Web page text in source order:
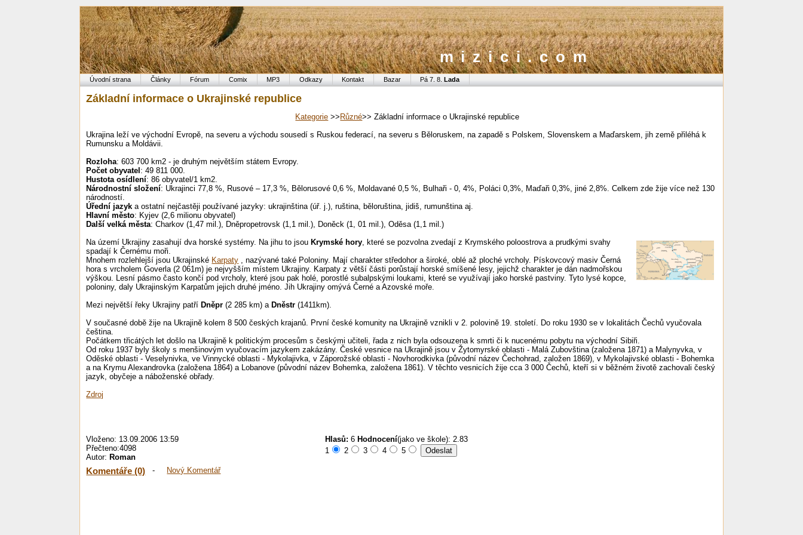
mizici.com
Úvodní strana Články Fórum Comix MP3 Odkazy Kontakt Bazar Pá 7. 8.Lada
Základní informace o Ukrajinské republice
Kategorie >> Různé>> Základní informace o Ukrajinské republice
Ukrajina leží ve východní Evropě, na severu a východu sousedí s Ruskou federací, na severu s Běloruskem, na zapadě s Polskem, Slovenskem a Maďarskem, jih země přiléhá k
Rumunsku a Moldávii.
Rozloha: 603 700 km2 - je druhým největším státem Evropy.
Počet obyvatel : 49 811 000.
Hustota osídlení: 86 obyvatel/1 km2.
Národnostní složení: Ukrajinci 77,8 %, Rusové – 17,3 %, Bělorusové 0,6 %, Moldavané 0,5 %, Bulhaři - 0, 4%, Poláci 0,3%, Maďaři 0,3%, jiné 2,8%. Celkem zde žije více než 130
národností.
Úřední jazyk a ostatní nejčastěji používané jazyky: ukrajinština (úř. j.), ruština, běloruština, jidiš, rumunština aj.
Hlavní město: Kyjev (2,6 milionu obyvatel)
Další velká města: Charkov (1,47 mil.), Dněpropetrovsk (1,1 mil.), Doněck (1, 01 mil.), Oděsa (1,1 mil.)
Na území Ukrajiny zasahují dva horské systémy. Na jihu to jsou Krymské hory , které se pozvolna zvedají z Krymského poloostrova a prudkými svahy
spadají k Černému moři.
Mnohem rozlehlejší jsou Ukrajinské Karpaty , nazývané také Poloniny. Mají charakter středohor a široké, oblé až ploché vrcholy. Pískovcový masiv Černá
hora s vrcholem Goverla (2 061m) je nejvyšším místem Ukrajiny. Karpaty z větší části porůstají horské smíšené lesy, jejichž charakter je dán nadmořskou
výškou. Lesní pásmo často končí pod vrcholy, které jsou pak holé, porostlé subalpskými loukami, které se využívají jako horské pastviny. Tyto lysé kopce,
poloniny, daly Ukrajinským Karpatům jejich druhé jméno. Jih Ukrajiny omývá Černé a Azovské moře.
Mezi největší řeky Ukrajiny patří Dněpr (2 285 km) a Dněstr (1411km).
V současné době žije na Ukrajině kolem 8 500 českých krajanů. První české komunity na Ukrajině vznikli v 2. polovině 19. století. Do roku 1930 se v lokalitách Čechů vyučovala
čeština.
Počátkem třicátých let došlo na Ukrajině k politickým procesům s českými učiteli, řada z nich byla odsouzena k smrti či k nucenému pobytu na východní Sibiři.
Od roku 1937 byly školy s menšinovým vyučovacím jazykem zakázány. České vesnice na Ukrajině jsou v Žytomyrské oblasti - Malá Zubovština (založena 1871) a Malynyvka, v
Oděské oblasti - Veselynivka, ve Vinnycké oblasti - Mykolajivka, v Záporožské oblasti - Novhorodkivka (původní název Čechohrad, založen 1869), v Mykolajivské oblasti - Bohemka
a na Krymu Alexandrovka (založena 1864) a Lobanove (původní název Bohemka, založena 1861). V těchto vesnicích žije cca 3 000 Čechů, kteří si v běžném životě zachovali český
jazyk, obyčeje a náboženské obřady.
Zdroj
Vloženo: 13.09.2006 13:59
Přečteno:4098
Autor: Roman
Hlasů:6 Hodnocení(jako ve škole): 2.83
1
2 3 4 5
Komentáře (0) - Nový Komentář